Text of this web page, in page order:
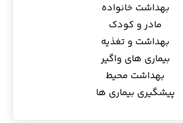
بهداشت خانواده
مادر و کودک
بهداشت و تغذیه
بیماری های واگیر
بهداشت محیط
پیشگیری بیماری ها